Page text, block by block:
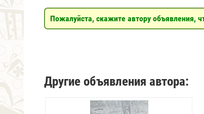
Пожалуйста, скажите автору объявления,
Другие объявления автора: